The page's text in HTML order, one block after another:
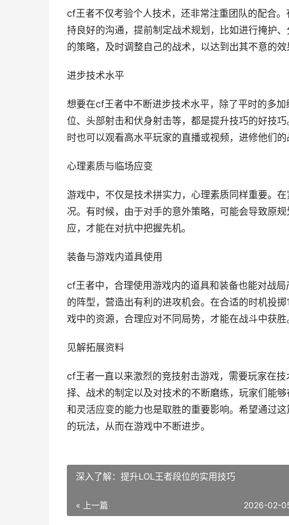
cf王者不仅考验个人技术，还非常注重团队的配合
持良好的沟通，提前制定战术规划，比如进行掩护
的策略，及时调整自己的战术，以达到出其不意的效
进步技术水平
想要在cf王者中不断进步技术水平，除了平时的多
位、头部射击和伏身射击等，都是提升技巧的好技
时也可以观看高水平玩家的直播或视频，进修他们的
心理素质与临场应变
游戏中，不仅是技术拼实力，心理素质同样重要。
况。有时候，由于对手的意外策略，可能会导致原
应，才能在对抗中把握先机。
装备与游戏内道具使用
cf王者中，合理使用游戏内的道具和装备也能对战
的阵型，营造出有利的进攻机会。在合适的时机投
戏中的资源，合理应对不同局势，才能在战斗中获胜
见解拓展资料
cf王者一直以来激烈的竞技射击游戏，需要玩家在
择、战术的制定以及对技术的不断磨练，玩家们能
和灵活应变的能力也是取胜的重要影响。希望通过
的玩法，从而在游戏中不断进步。
深入了解：提升LOL王者段位的实用技巧
« 上一篇 2026-02-